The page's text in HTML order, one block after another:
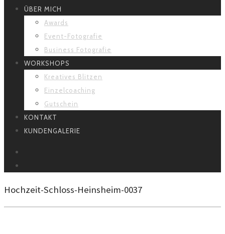
ÜBER MICH
Awards
Event-Fotografie
Business Fotografie
WORKSHOPS
Kreatives Blitzen
Einzelcoaching
Gutschein
KONTAKT
KUNDENGALERIE
Hochzeit-Schloss-Heinsheim-0037